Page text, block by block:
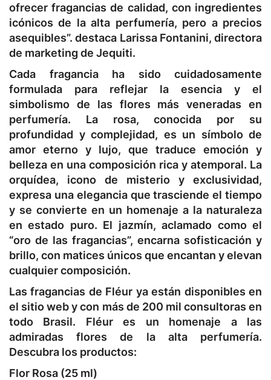
ofrecer fragancias de calidad, con ingredientes
icónicos de la alta perfumería, pero a precios
asequibles”. destaca Larissa Fontanini, directora
de marketing de Jequiti.
Cada fragancia ha sido cuidadosamente
formulada para reflejar la esencia y el
simbolismo de las flores más veneradas en
perfumería. La rosa, conocida por su
profundidad y complejidad, es un símbolo de
amor eterno y lujo, que traduce emoción y
belleza en una composición rica y atemporal. La
orquídea, icono de misterio y exclusividad,
expresa una elegancia que trasciende el tiempo
y se convierte en un homenaje a la naturaleza
en estado puro. El jazmín, aclamado como el
“oro de las fragancias”, encarna sofisticación y
brillo, con matices únicos que encantan y elevan
cualquier composición.
Las fragancias de Fléur ya están disponibles en
el sitio web y con más de 200 mil consultoras en
todo Brasil. Fléur es un homenaje a las
admiradas flores de la alta perfumería.
Descubra los productos:
Flor Rosa (25 ml)